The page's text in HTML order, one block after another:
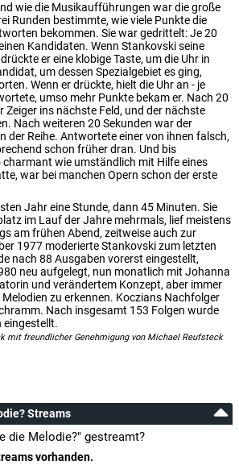
wie die Musikaufführungen war die große
Runden bestimmte, wie viele Punkte die
bekommen. Sie war gedrittelt: Je 20
Kandidaten. Wenn Stankovski seine
er eine klobige Taste, um die Uhr in
um dessen Spezialgebiet es ging,
Wenn er drückte, hielt die Uhr an - je
umso mehr Punkte bekam er. Nach 20
Zeiger ins nächste Feld, und der nächste
Nach weiteren 20 Sekunden war der
der Reihe. Antwortete einer von ihnen falsch,
schon früher dran. Und bis
charmant wie umständlich mit Hilfe eines
war bei manchen Opern schon der erste
Jahr eine Stunde, dann 45 Minuten. Sie
im Lauf der Jahre mehrmals, lief meistens
am frühen Abend, zeitweise auch zur
1977 moderierte Stankovski zum letzten
nach 88 Ausgaben vorerst eingestellt,
neu aufgelegt, nun monatlich mit Johanna
und verändertem Konzept, aber immer
zu erkennen. Koczians Nachfolger
Nach insgesamt 153 Folgen wurde
eingestellt.
mit freundlicher Genehmigung von Michael Reufsteck
Streams
die Melodie?" gestreamt?
vorhanden.